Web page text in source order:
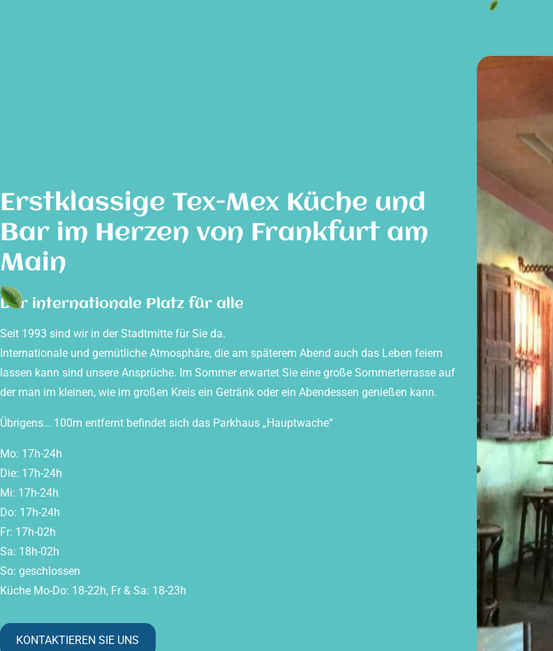
Erstklassige Tex-Mex Küche und
Bar im Herzen von Frankfurt am
Main
Der internationale Platz für alle
Seit 1993 sind wir in der Stadtmitte für Sie da.
Internationale und gemütliche Atmosphäre, die am späterem Abend auch das Leben feiern
lassen kann sind unsere Ansprüche. Im Sommer erwartet Sie eine große Sommerterrasse auf
der man im kleinen, wie im großen Kreis ein Getränk oder ein Abendessen genießen kann.
Übrigens… 100m entfernt befindet sich das Parkhaus „Hauptwache“
Mo: 17h-24h
Die: 17h-24h
Mi: 17h-24h
Do: 17h-24h
Fr: 17h-02h
Sa: 18h-02h
So: geschlossen
Küche Mo-Do: 18-22h, Fr & Sa: 18-23h
KONTAKTIEREN SIE UNS